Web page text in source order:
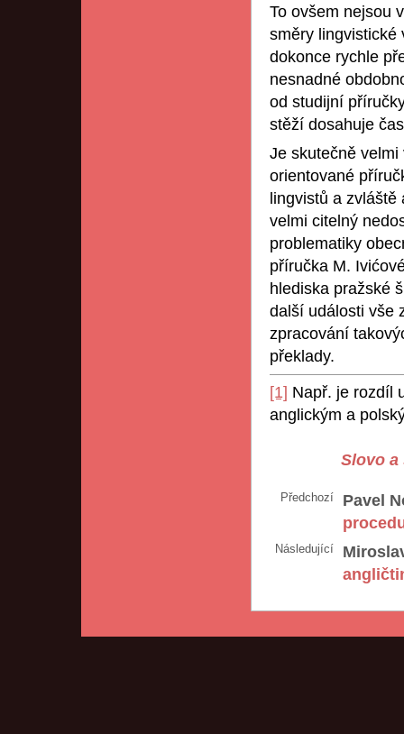
To ovšem nejsou
směry lingvistické
dokonce rychle
nesnadné
od studijní
stěží dosahuje
Je skutečně
orientované
lingvistů a
velmi citelný
problematiky
příručka M.
hlediska pražské
další události vše
zpracování
překlady.
[1] Např. je rozdíl
anglickým a
Slovo a
Předchozí
Pavel
Následující